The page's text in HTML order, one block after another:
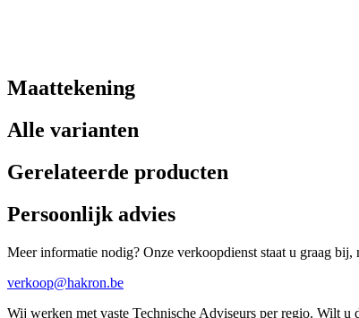
Maattekening
Alle varianten
Gerelateerde producten
Persoonlijk advies
Meer informatie nodig? Onze verkoopdienst staat u graag bij,
verkoop@hakron.be
Wij werken met vaste Technische Adviseurs per regio. Wilt